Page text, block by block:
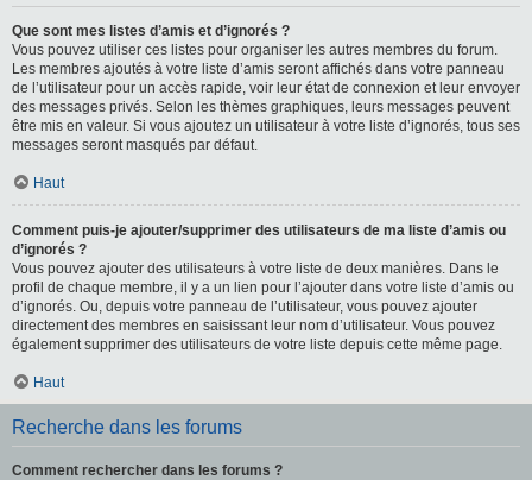
Que sont mes listes d’amis et d’ignorés ?
Vous pouvez utiliser ces listes pour organiser les autres membres du forum.
Les membres ajoutés à votre liste d’amis seront affichés dans votre panneau
de l’utilisateur pour un accès rapide, voir leur état de connexion et leur envoyer
des messages privés. Selon les thèmes graphiques, leurs messages peuvent
être mis en valeur. Si vous ajoutez un utilisateur à votre liste d’ignorés, tous ses
messages seront masqués par défaut.
Haut
Comment puis-je ajouter/supprimer des utilisateurs de ma liste d’amis ou
d’ignorés ?
Vous pouvez ajouter des utilisateurs à votre liste de deux manières. Dans le
profil de chaque membre, il y a un lien pour l’ajouter dans votre liste d’amis ou
d’ignorés. Ou, depuis votre panneau de l’utilisateur, vous pouvez ajouter
directement des membres en saisissant leur nom d’utilisateur. Vous pouvez
également supprimer des utilisateurs de votre liste depuis cette même page.
Haut
Recherche dans les forums
Comment rechercher dans les forums ?